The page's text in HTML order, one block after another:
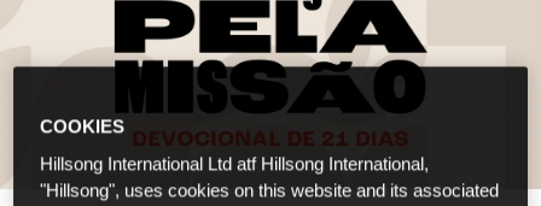
COOKIES
Hillsong International Ltd atf Hillsong International,
"Hillsong", uses cookies on this website and its associated